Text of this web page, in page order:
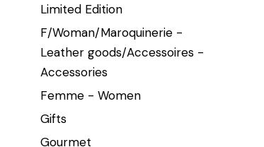
Limited Edition
F/Woman/Maroquinerie -
Leather goods/Accessoires -
Accessories
Femme - Women
Gifts
Gourmet